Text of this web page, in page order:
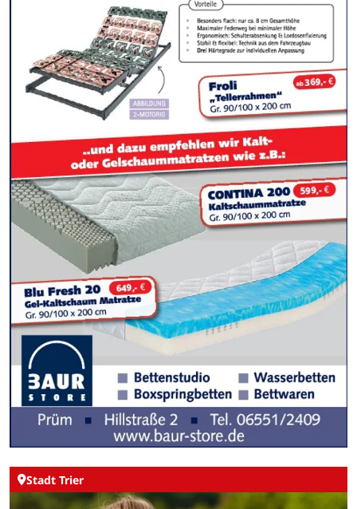
Stadt Trier